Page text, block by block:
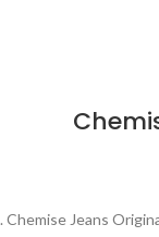
Chemise Jeans